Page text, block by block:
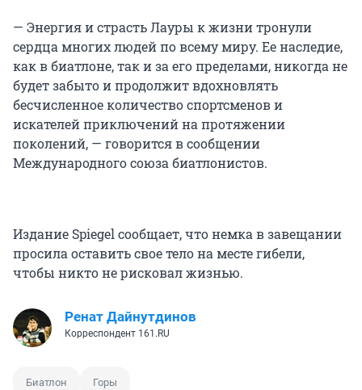
— Энергия и страсть Лауры к жизни тронули
сердца многих людей по всему миру. Ее наследие,
как в биатлоне, так и за его пределами, никогда не
будет забыто и продолжит вдохновлять
бесчисленное количество спортсменов и
искателей приключений на протяжении
поколений, — говорится в сообщении
Международного союза биатлонистов.
Издание Spiegel сообщает, что немка в завещании
просила оставить свое тело на месте гибели,
чтобы никто не рисковал жизнью.
Ренат Дайнутдинов
Корреспондент 161.RU
Биатлон Горы